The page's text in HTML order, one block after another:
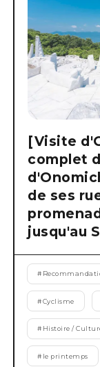
[Visite
complet
de ses
jusqu'au
#
#Cyclisme
# Histoire /
# le printemps